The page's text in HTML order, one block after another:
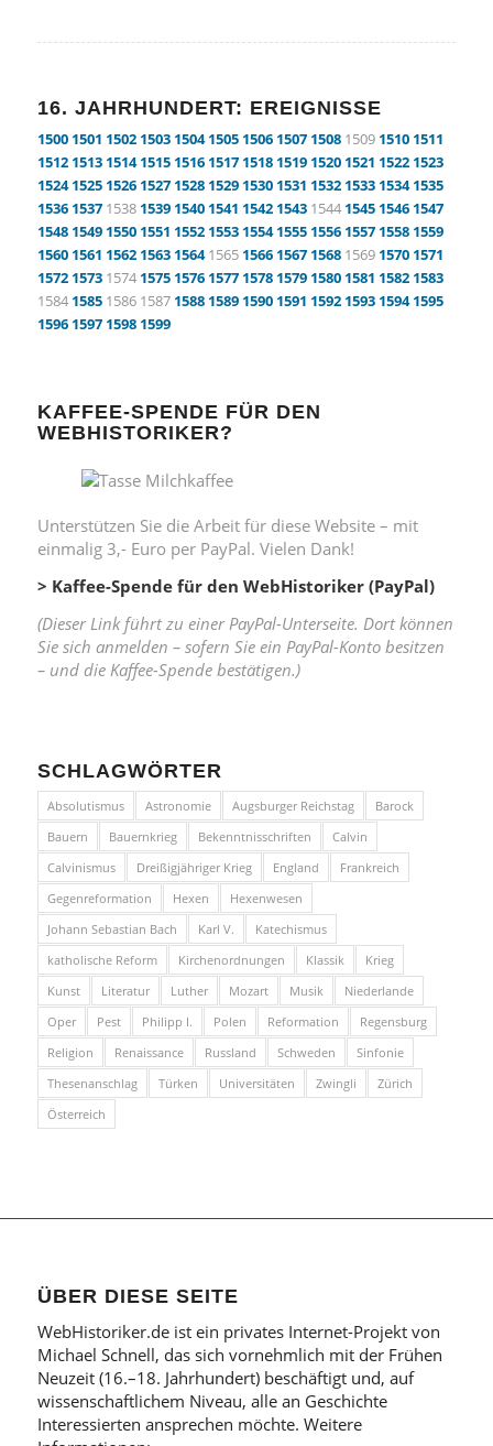
16. JAHRHUNDERT: EREIGNISSE
1500 1501 1502 1503 1504 1505 1506 1507 15081509 1510 1511
1512 1513 1514 1515 1516 1517 1518 1519 1520 1521 1522 1523
1524 1525 1526 1527 1528 1529 1530 1531 1532 1533 1534 1535
1536 15371538 1539 1540 1541 1542 15431544 1545 1546 1547
1548 1549 1550 1551 1552 1553 1554 1555 1556 1557 1558 1559
1560 1561 1562 1563 15641565 1566 1567 15681569 1570 1571
1572 15731574 1575 1576 1577 1578 1579 1580 1581 1582 1583
1584 15851586 1587 1588 1589 1590 1591 1592 1593 1594 1595
1596 1597 1598 1599
KAFFEE-SPENDE FÜR DEN
WEBHISTORIKER?
Unterstützen Sie die Arbeit für diese Website – mit
einmalig 3,- Euro per PayPal. Vielen Dank!
> Kaffee-Spende für den WebHistoriker (PayPal)
(Dieser Link führt zu einer PayPal-Unterseite. Dort können
Sie sich anmelden – sofern Sie ein PayPal-Konto besitzen
– und die Kaffee-Spende bestätigen.)
SCHLAGWÖRTER
Absolutismus Astronomie Augsburger Reichstag
Barock
Bauern
Bauernkrieg Bekenntnisschriften
Calvin
Calvinismus
Dreißigjähriger Krieg England
Frankreich
Gegenreformation
Hexen
Hexenwesen
Johann Sebastian Bach
Karl V.
Katechismus
katholische Reform
Kirchenordnungen Klassik
Krieg
Kunst
Literatur Luther Mozart Musik
Niederlande
Oper
Pest Philipp I. Polen Reformation
Regensburg
Religion
Renaissance Russland Schweden
Sinfonie
Thesenanschlag
Türken Universitäten Zwingli
Zürich
Österreich
ÜBER DIESE SEITE
WebHistoriker.de ist ein privates Internet-Projekt von
Michael Schnell, das sich vornehmlich mit der Frühen
Neuzeit (16.–18. Jahrhundert) beschäftigt und, auf
wissenschaftlichem Niveau, alle an Geschichte
Interessierten ansprechen möchte. Weitere